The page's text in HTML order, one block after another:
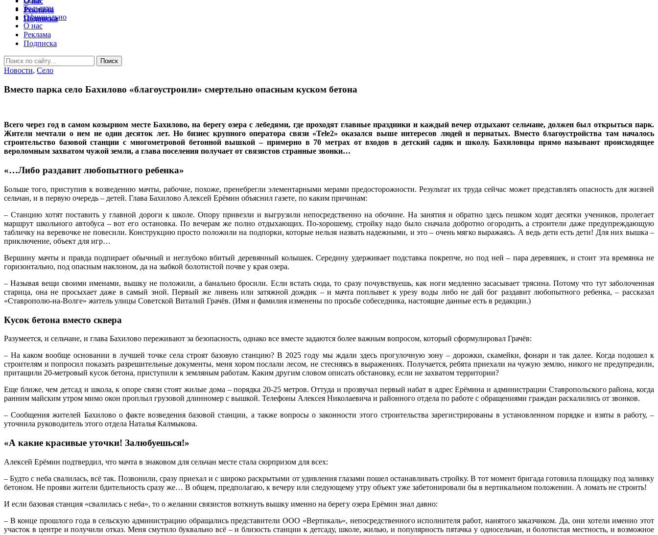
Тольятти
Официально
О нас
Реклама
Подписка
Новости, Село
Вместо парка село Бахилово «благоустроили» смертельно опасным куском бетона
Всего через год в самом козырном месте Бахилово, на берегу озера с лебедями, где проходят главные праздники и каждый вечер отдыхают сельчане, должен был открыться парк.
Жители мечтали о нем не один десяток лет. Но бизнес крупного оператора связи «Tele2» оказался выше интересов людей и пернатых. Вместо благоустройства там началось
строительство базовой станции с многометровой бетонной вышкой – примерно в 70 метрах от входов в детский садик и школу. Бахиловцы прямо называют происходящее
вероломным захватом чужой земли, а глава поселения получает от связистов странные звонки…
«…Либо раздавит любопытного ребенка»
Больше того, приступив к возведению мачты, рабочие, похоже, пренебрегли элементарными мерами предосторожности. Результат их труда сейчас может представлять опасность для жизней
сельчан, и в первую очередь – детей. Глава Бахилово Алексей Ерёмин объяснил газете, по каким причинам:
– Станцию хотят поставить у главной дороги к школе. Опору привезли и выгрузили непосредственно на обочине. На занятия и обратно здесь пешком ходят десятки учеников, пролегает
маршрут школьного автобуса – вот его остановка. По вечерам же полно отдыхающих. По-хорошему, стройку надо было сначала добротно огородить, а строители даже предупреждающую
табличку на веревочке не повесили. Конструкцию просто положили на подпорки, которые нельзя назвать надежными, и это – очень мягко выражаясь. А ведь дети есть дети! Для них вышка –
приключение, объект для игр…
Вершину мачты и правда подпирает обычный и неглубоко вбитый деревянный колышек. Середину удерживает подставка покрепче, но под ней – пара деревяшек, и стоит эта времянка не
горизонтально, под опасным наклоном, да на зыбкой болотистой почве у края озера.
– Называя вещи своими именами, вышку не положили, а банально бросили. Если встать сюда, то сразу почувствуешь, как ноги медленно засасывает трясина. Потому что тут заболоченная
старица, она не просыхает даже в самый зной. Первый же ливень или затяжной дождик – и мачта поплывет к урезу воды либо не дай бог раздавит любопытного ребенка, – рассказал
«Ставрополю-на-Волге» житель улицы Советской Виталий Грачёв. (Имя и фамилия изменены по просьбе собеседника, настоящие данные есть в редакции.)
Кусок бетона вместо сквера
Разумеется, и сельчане, и глава Бахилово переживают за безопасность, однако все вместе задаются более важным вопросом, который сформулировал Грачёв:
– На каком вообще основании в лучшей точке села строят базовую станцию? В 2025 году мы ждали здесь прогулочную зону – дорожки, скамейки, фонари и так далее. Когда подошел к
строителям и попросил показать разрешительные документы, меня хором послали лесом, не стесняясь в выражениях. Получается, ребята приехали на чужую землю, никого не предупредили,
притащили 20-метровый кусок бетона, приступили к земляным работам. Каким другим словом описать обстановку, если не захватом территории?
Еще ближе, чем детсад и школа, к опоре связи стоят жилые дома – порядка 20-25 метров. Оттуда и прозвучал первый набат в адрес Ерёмина и администрации Ставропольского района, когда
ранним майским утром мимо окон проплыл грузовой длинномер с вышкой. Телефоны Алексея Николаевича и районного отдела по работе с обращениями граждан раскалились от звонков.
– Сообщения жителей Бахилово о факте возведения базовой станции, а также вопросы о законности этого строительства зарегистрированы в установленном порядке и взяты в работу, –
уточнила руководитель этого отдела Наталья Калмыкова.
«А какие красивые уточки! Залюбуешься!»
Алексей Ерёмин подтвердил, что мачта в знаковом для сельчан месте стала сюрпризом для всех:
– Будто с неба свалилась, всё так. Позвонили, сразу приехал и с широко раскрытыми от удивления глазами пошел останавливать стройку. В тот момент бригада готовила площадку под заливку
бетоном. Не прояви жители бдительность сразу же… В общем, предполагаю, к вечеру или следующему утру объект уже забетонировали бы в вертикальном положении. А ломать не строить!
И если базовая станция «свалилась с неба», то о желании связистов воткнуть вышку именно на берегу озера Ерёмин знал давно:
– В конце прошлого года в сельскую администрацию обращались представители ООО «Вертикаль», непосредственного исполнителя работ, нанятого заказчиком. Да, они хотели именно этот
участок в центре и получили отказ. Меня смутило буквально всё – и близость станции к детсаду, школе, жилью, и популярность пятачка у односельчан, и болотистая местность, и возможное
Реклама
Подписка